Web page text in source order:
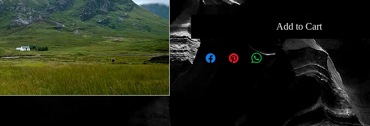
y hermosos de la Tierras altas
Add to Cart